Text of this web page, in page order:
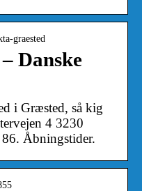
graested
Danske
i Græsted, så kig
4 3230
Åbningstider.